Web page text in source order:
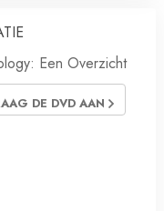
Een Overzicht
DE DVD AAN